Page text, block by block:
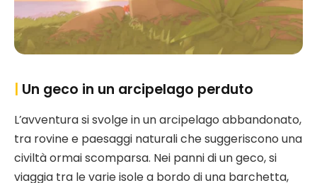
Un geco in un arcipelago perduto
L’avventura si svolge in un arcipelago abbandonato,
tra rovine e paesaggi naturali che suggeriscono una
civiltà ormai scomparsa. Nei panni di un geco, si
viaggia tra le varie isole a bordo di una barchetta,